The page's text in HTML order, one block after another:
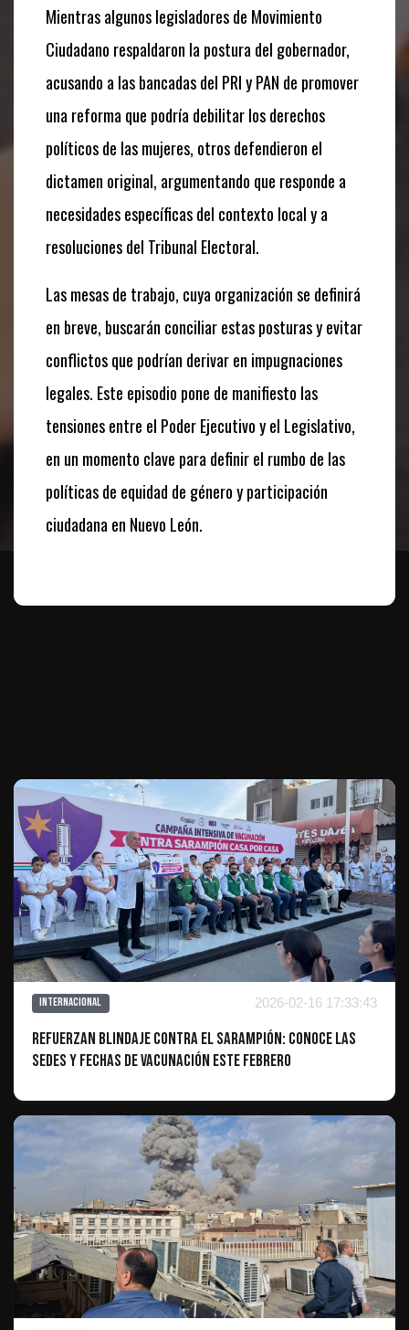
Mientras algunos legisladores de Movimiento
Ciudadano respaldaron la postura del gobernador,
acusando a las bancadas del PRI y PAN de promover
una reforma que podría debilitar los derechos
políticos de las mujeres, otros defendieron el
dictamen original, argumentando que responde a
necesidades específicas del contexto local y a
resoluciones del Tribunal Electoral.
Las mesas de trabajo, cuya organización se definirá
en breve, buscarán conciliar estas posturas y evitar
conflictos que podrían derivar en impugnaciones
legales. Este episodio pone de manifiesto las
tensiones entre el Poder Ejecutivo y el Legislativo,
en un momento clave para definir el rumbo de las
políticas de equidad de género y participación
ciudadana en Nuevo León.
Internacional 2026-02-16 17:33:43
Refuerzan blindaje contra el sarampión: Conoce las
sedes y fechas de vacunación este febrero